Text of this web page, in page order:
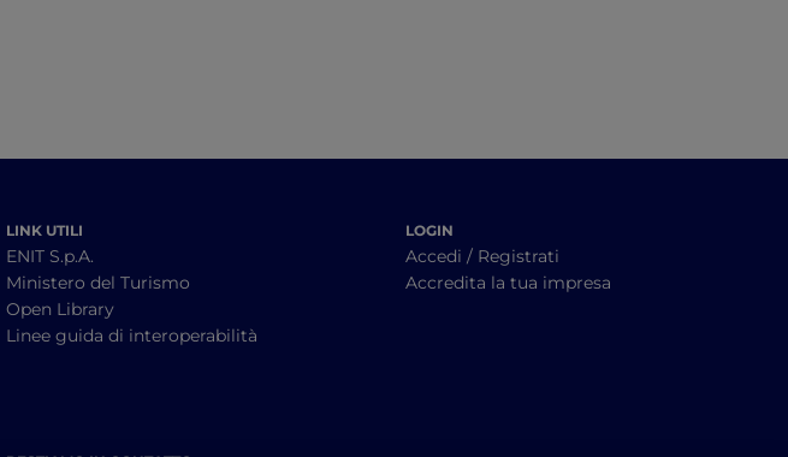
LINK UTILI
ENIT S.p.A.
Ministero del Turismo
Open Library
Linee guida di interoperabilità
LOGIN
Accedi / Registrati
Accredita la tua impresa